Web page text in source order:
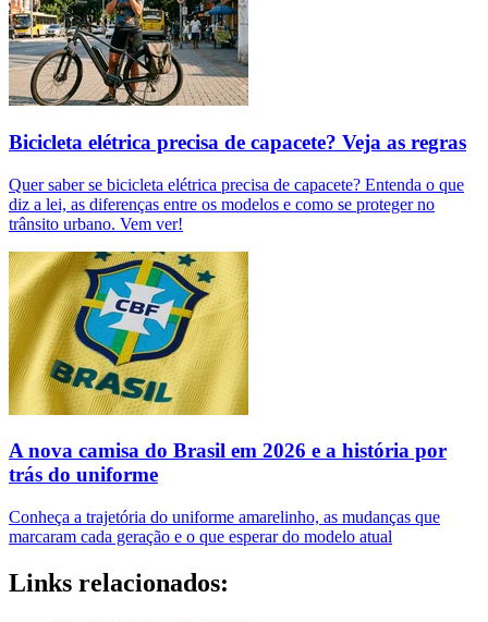
Bicicleta elétrica precisa de capacete? Veja as regras
Quer saber se bicicleta elétrica precisa de capacete? Entenda o que
diz a lei, as diferenças entre os modelos e como se proteger no
trânsito urbano. Vem ver!
A nova camisa do Brasil em 2026 e a história por
trás do uniforme
Conheça a trajetória do uniforme amarelinho, as mudanças que
marcaram cada geração e o que esperar do modelo atual
Links relacionados: